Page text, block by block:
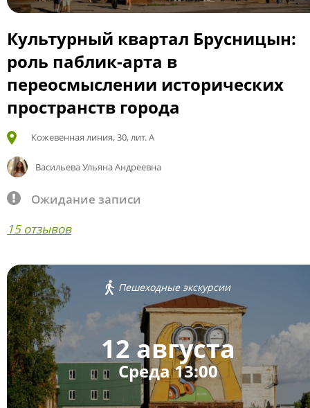
Культурный квартал Брусницын:
роль паблик-арта в
переосмыслении исторических
пространств города
Кожевенная линия, 30, лит. А
Васильева Ульяна Андреевна
Ожидание записи
15 отзывов
Пешеходные экскурсии
12 августа
Среда 13:00